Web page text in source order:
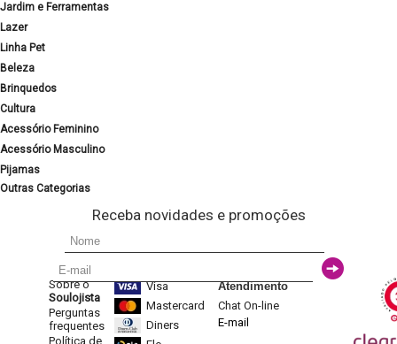
Jardim e Ferramentas
Lazer
Linha Pet
Beleza
Brinquedos
Cultura
Acessório Feminino
Acessório Masculino
Pijamas
Outras Categorias
Receba novidades e promoções
Sobre o
Soulojista
Perguntas
frequentes
Política de
Visa
Mastercard
Diners
Atendimento
Chat On-line
E-mail